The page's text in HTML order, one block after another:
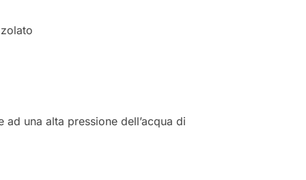
una alta pressione dell’acqua di